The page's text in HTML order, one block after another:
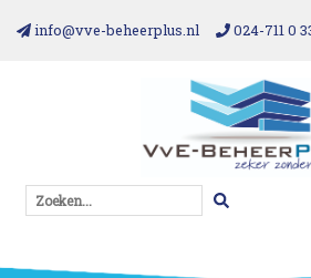
info@vve-beheerplus.nl 024-711 0
Zoeken...